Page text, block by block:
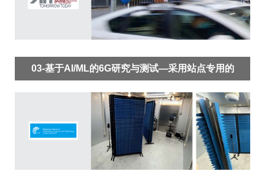
03-基于AI/ML的6G研究与测试—采用站点专用的
无线信道模型